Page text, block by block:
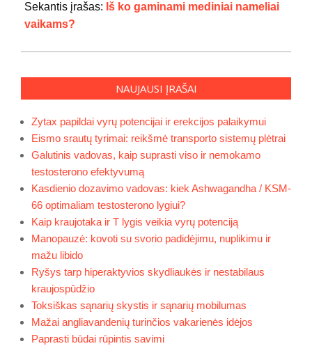
Sekantis įrašas: Iš ko gaminami mediniai nameliai
vaikams?
NAUJAUSI ĮRAŠAI
Zytax papildai vyrų potencijai ir erekcijos palaikymui
Eismo srautų tyrimai: reikšmė transporto sistemų plėtrai
Galutinis vadovas, kaip suprasti viso ir nemokamo
testosterono efektyvumą
Kasdienio dozavimo vadovas: kiek Ashwagandha / KSM-
66 optimaliam testosterono lygiui?
Kaip kraujotaka ir T lygis veikia vyrų potenciją
Manopauzė: kovoti su svorio padidėjimu, nuplikimu ir
mažu libido
Ryšys tarp hiperaktyvios skydliaukės ir nestabilaus
kraujospūdžio
Toksiškas sąnarių skystis ir sąnarių mobilumas
Mažai angliavandenių turinčios vakarienės idėjos
Paprasti būdai rūpintis savimi